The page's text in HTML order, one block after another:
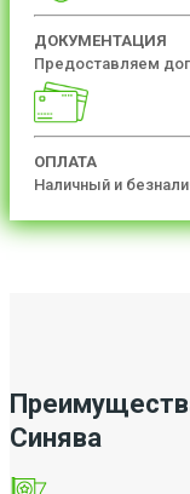
ДОКУМЕНТАЦИЯ
Предоставляем
ОПЛАТА
Наличный и
Синява